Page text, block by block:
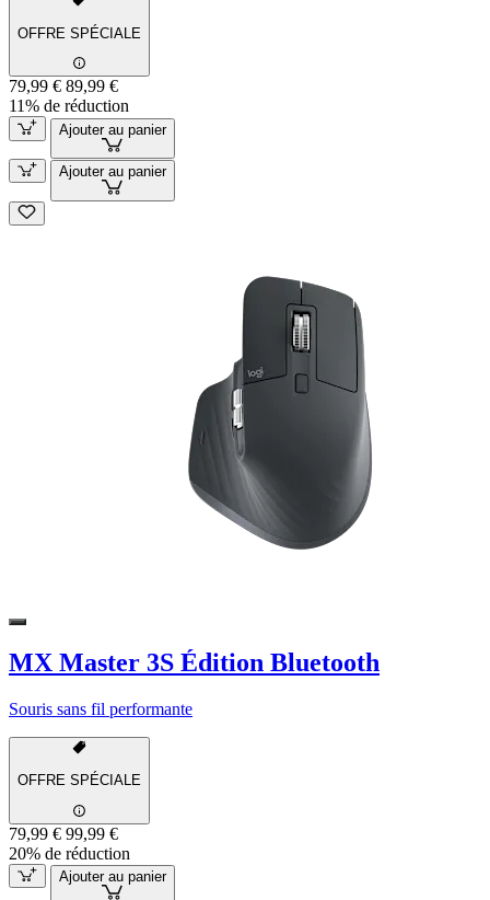
OFFRE SPÉCIALE
79,99 € 89,99 €
11% de réduction
Ajouter au panier
Ajouter au panier
MX Master 3S Édition Bluetooth
Souris sans fil performante
OFFRE SPÉCIALE
79,99 € 99,99 €
20% de réduction
Ajouter au panier